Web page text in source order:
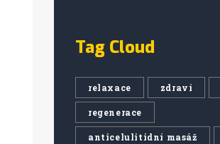
Tag Cloud
relaxace zdraví
regenerace
anticelulitidní masáž